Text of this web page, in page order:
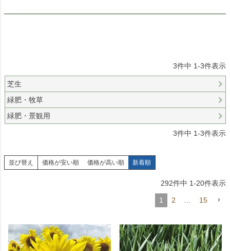
3件中 1-3件表示
芝生
緑肥・牧草
緑肥・景観用
3件中 1-3件表示
並び替え 価格が安い順 価格が高い順 新着順
292件中 1-20件表示
1 2 … 15